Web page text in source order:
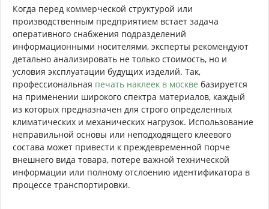
Когда перед коммерческой структурой или
производственным предприятием встает задача
оперативного снабжения подразделений
информационными носителями, эксперты рекомендуют
детально анализировать не только стоимость, но и
условия эксплуатации будущих изделий. Так,
профессиональная печать наклеек в москве базируется
на применении широкого спектра материалов, каждый
из которых предназначен для строго определенных
климатических и механических нагрузок. Использование
неправильной основы или неподходящего клеевого
состава может привести к преждевременной порче
внешнего вида товара, потере важной технической
информации или полному отслоению идентификатора в
процессе транспортировки.